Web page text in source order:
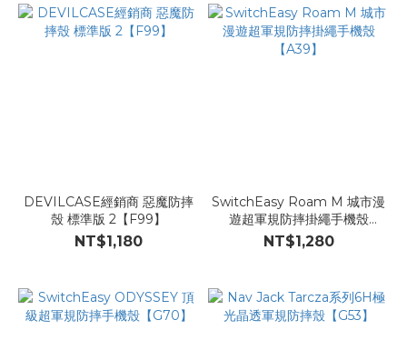
DEVILCASE經銷商 惡魔防摔
殼 標準版 2【F99】
NT$1,180
SwitchEasy Roam M 城市漫
遊超軍規防摔掛繩手機殼
【A39】
NT$1,280